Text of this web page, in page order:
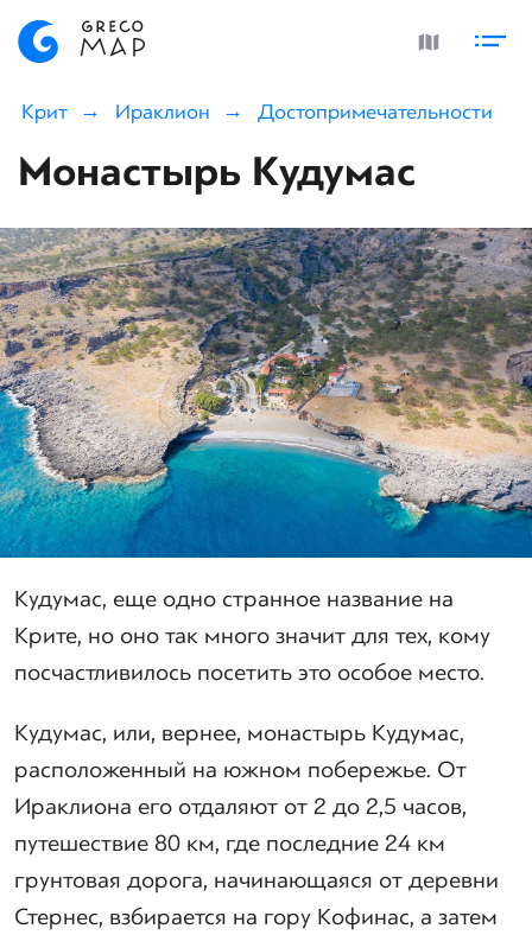
Крит Ираклион Достопримечательности
Монастырь Кудумас
Кудумас, еще одно странное название на
Крите, но оно так много значит для тех, кому
посчастливилось посетить это особое место.
Кудумас, или, вернее, монастырь Кудумас,
расположенный на южном побережье. От
Ираклиона его отдаляют от 2 до 2,5 часов,
путешествие 80 км, где последние 24 км
грунтовая дорога, начинающаяся от деревни
Стернес, взбирается на гору Кофинас, а затем